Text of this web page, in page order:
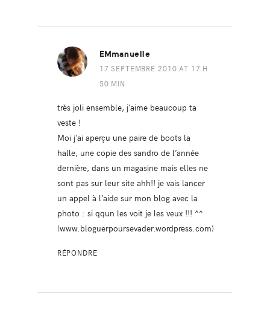
EMmanuelle
17 SEPTEMBRE 2010 AT 17 H
50 MIN
très joli ensemble, j’aime beaucoup ta
veste !
Moi j’ai aperçu une paire de boots la
halle, une copie des sandro de l’année
dernière, dans un magasine mais elles ne
sont pas sur leur site ahh!! je vais lancer
un appel à l’aide sur mon blog avec la
photo : si qqun les voit je les veux !!! ^^
(www.bloguerpoursevader.wordpress.com)
RÉPONDRE